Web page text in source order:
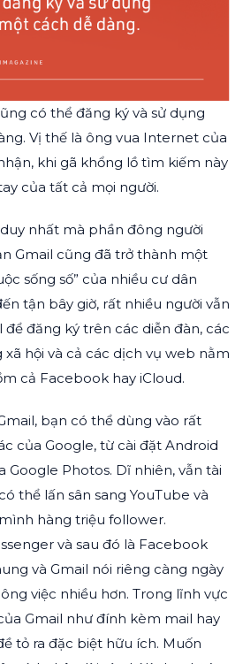
có thể đăng ký và sử dụng
Vị thế là ông vua Internet của
khi gã khổng lồ tìm kiếm này
của tất cả mọi người.
nhất mà phần đông người
Gmail cũng đã trở thành một
sống số” của nhiều cư dân
tận bây giờ, rất nhiều người vẫn
để đăng ký trên các diễn đàn, các
hội và cả các dịch vụ web nằm
cả Facebook hay iCloud.
bạn có thể dùng vào rất
của Google, từ cài đặt Android
Google Photos. Dĩ nhiên, vẫn tài
thể lấn sân sang YouTube và
hàng triệu follower.
và sau đó là Facebook
và Gmail nói riêng càng ngày
việc nhiều hơn. Trong lĩnh vực
Gmail như đính kèm mail hay
tỏ ra đặc biệt hữu ích. Muốn